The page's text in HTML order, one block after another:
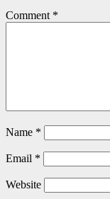
Comment *
Name *
Email *
Website